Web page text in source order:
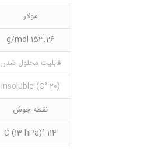
مولار
153.26 g/mol
قابلیت محلول شدن
(20 °C) insoluble
نقطه جوش
114 °C (13 hPa)